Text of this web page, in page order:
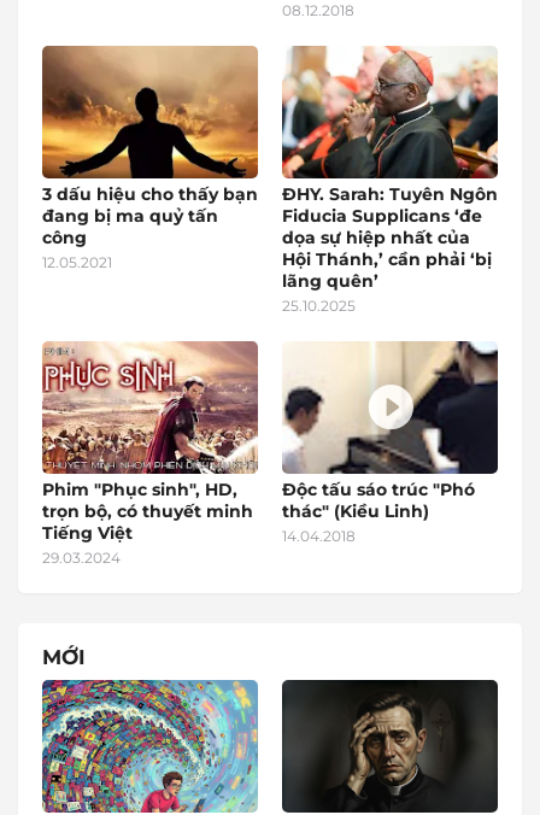
08.12.2018
3 dấu hiệu cho thấy bạn
đang bị ma quỷ tấn
công
12.05.2021
ĐHY. Sarah: Tuyên Ngôn
Fiducia Supplicans ‘đe
dọa sự hiệp nhất của
Hội Thánh,’ cần phải ‘bị
lãng quên’
25.10.2025
Phim "Phục sinh", HD,
trọn bộ, có thuyết minh
Tiếng Việt
29.03.2024
Độc tấu sáo trúc "Phó
thác" (Kiều Linh)
14.04.2018
MỚI